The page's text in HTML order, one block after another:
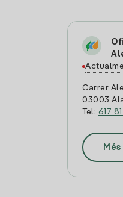
Carrer
03003
Tel: 617